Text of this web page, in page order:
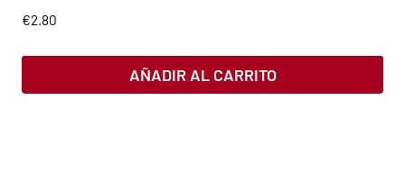
€2.80
AÑADIR AL CARRITO